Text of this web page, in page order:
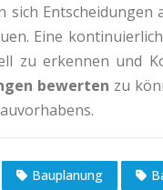
sich
Eine
zu erkennen und
bewerten zu
Bauplanung